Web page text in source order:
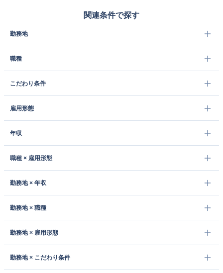
関連条件で探す
勤務地
職種
こだわり条件
雇用形態
年収
職種 × 雇用形態
勤務地 × 年収
勤務地 × 職種
勤務地 × 雇用形態
勤務地 × こだわり条件